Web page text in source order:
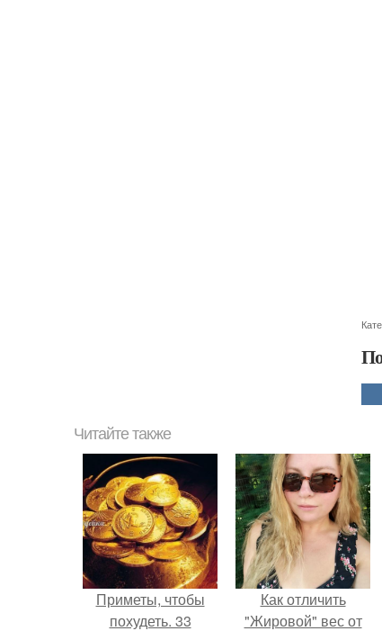
Читайте также
Приметы, чтобы
похудеть. 33
Как отличить
"Жировой" вес от